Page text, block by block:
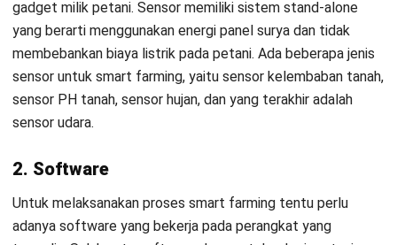
informasi yang lengkap seputar nilai serta kondisi saprotan
dengan mudah. Selain itu juga dapat mempermudah proses
pengelolaan lahan serta tanaman dengan pemilihan saprotan
yang sesuai dengan kondisi pertanian. Penjadwalan pada
peralatan saprotan dengan berkala dan juga otomatis dapat
menunjang hasil produksi pertanian.
3. Konektivitas
Adanya konektivitas internet (Internet of Things) dapat
menghubungkan berbagai perangkat yang terhubung.